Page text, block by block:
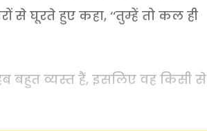
से घूरते हुए कहा, ‘‘तुम्हें तो कल ही
बहुत व्यस्त हैं, इसलिए वह किसी से